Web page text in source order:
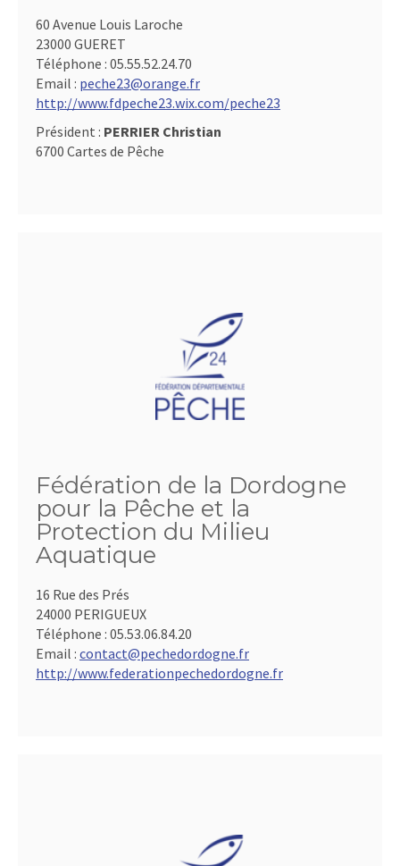
60 Avenue Louis Laroche
23000 GUERET
Téléphone : 05.55.52.24.70
Email : peche23@orange.fr
http://www.fdpeche23.wix.com/peche23
Président : PERRIER Christian
6700 Cartes de Pêche
Fédération de la Dordogne
pour la Pêche et la
Protection du Milieu
Aquatique
16 Rue des Prés
24000 PERIGUEUX
Téléphone : 05.53.06.84.20
Email : contact@pechedordogne.fr
http://www.federationpechedordogne.fr